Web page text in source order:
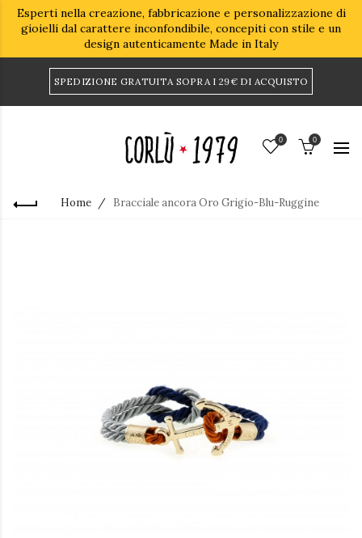
Esperti nella creazione, fabbricazione e personalizzazione di
gioielli dal carattere inconfondibile, concepiti con stile e un
design autenticamente Made in Italy
SPEDIZIONE GRATUITA SOPRA I 29€ DI ACQUISTO
0 0
Home Bracciale ancora Oro Grigio-Blu-Ruggine